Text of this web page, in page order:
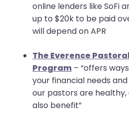
online lenders like SoFi
up to $20k to be paid
will depend on APR
The Everence
Program – “offers
your financial needs
our pastors are
also benefit”